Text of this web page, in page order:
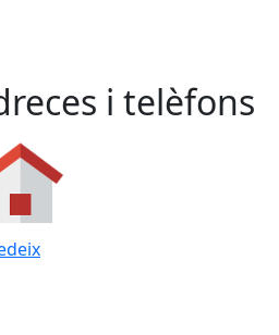
i telèfons